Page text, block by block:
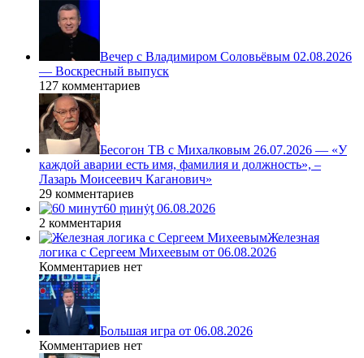
Вечер с Владимиром Соловьёвым 02.08.2026
— Воскресный выпуск
127 комментариев
Бесогон ТВ с Михалковым 26.07.2026 — «У
каждой аварии есть имя, фамилия и должность», –
Лазарь Моисеевич Каганович»
29 комментариев
60 ṃинẏƫ 06.08.2026
2 комментария
Железная
логика с Сергеем Михеевым от 06.08.2026
Комментариев нет
Большая игра от 06.08.2026
Комментариев нет